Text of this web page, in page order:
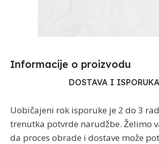
Informacije o proizvodu​
DOSTAVA I ISPORUKA
Uobičajeni rok isporuke je 2 do 3
trenutka potvrde narudžbe. Želimo
da proces obrade i dostave može